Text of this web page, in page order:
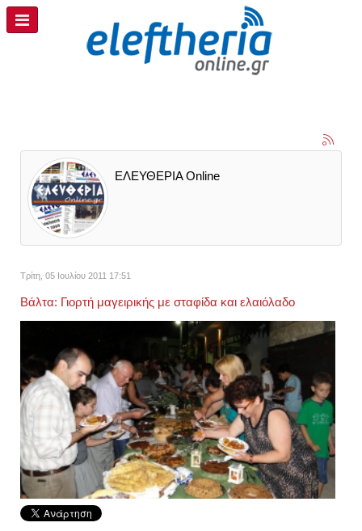
ΕΛΕΥΘΕΡΙΑ Online
Τρίτη, 05 Ιουλίου 2011 17:51
Βάλτα: Γιορτή μαγειρικής με σταφίδα και ελαιόλαδο